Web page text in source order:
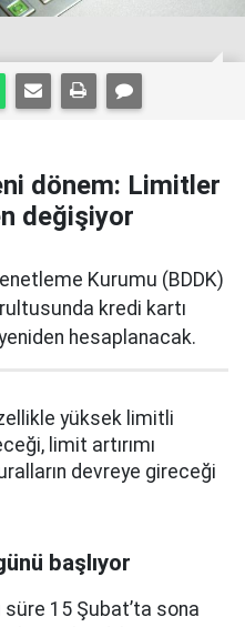
dönem: Limitler
değişiyor
Kurumu (BDDK)
kredi kartı
hesaplanacak.
yüksek limitli
limit artırımı
devreye gireceği
başlıyor
süre 15 Şubat’ta sona